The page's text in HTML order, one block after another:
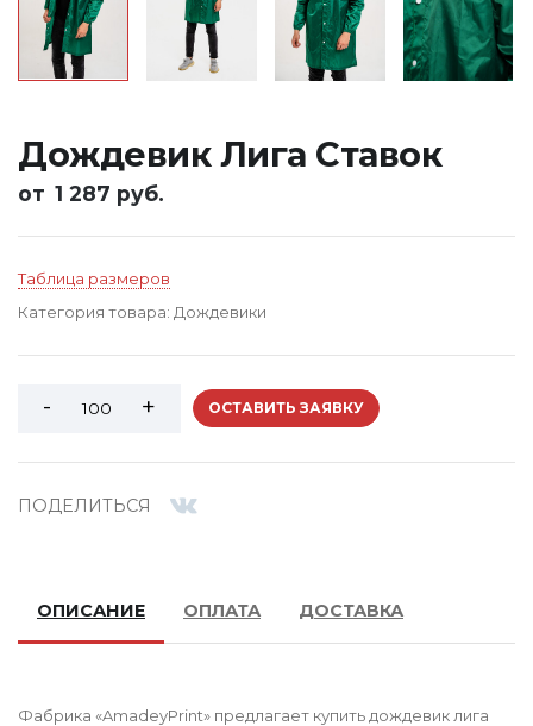
Дождевик Лига Ставок
от 1 287 руб.
Таблица размеров
Категория товара: Дождевики
ОСТАВИТЬ ЗАЯВКУ
ПОДЕЛИТЬСЯ
ОПИСАНИЕ ОПЛАТА ДОСТАВКА
Фабрика «AmadeyPrint» предлагает купить дождевик лига